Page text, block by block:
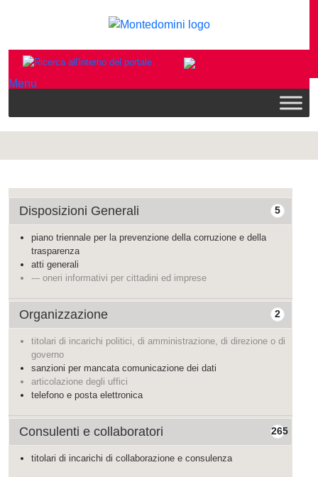
Menu
5
Disposizioni Generali
piano triennale per la prevenzione della corruzione e della
trasparenza
atti generali
--- oneri informativi per cittadini ed imprese
2
Organizzazione
titolari di incarichi politici, di amministrazione, di direzione o di
governo
sanzioni per mancata comunicazione dei dati
articolazione degli uffici
telefono e posta elettronica
265
Consulenti e collaboratori
titolari di incarichi di collaborazione e consulenza